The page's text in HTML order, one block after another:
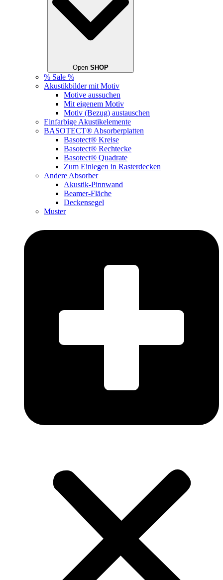
Open SHOP
% Sale %
Akustikbilder mit Motiv
Motive aussuchen
Mit eigenem Motiv
Motiv (Bezug) austauschen
Einfarbige Akustikelemente
BASOTECT® Absorberplatten
Basotect® Kreise
Basotect® Rechtecke
Basotect® Quadrate
Zum Einlegen in Rasterdecken
Andere Absorber
Akustik-Pinnwand
Beamer-Fläche
Deckensegel
Muster